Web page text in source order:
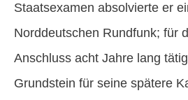
Staatsexamen absolvierte er
Norddeutschen Rundfunk; für
Anschluss acht Jahre lang
Grundstein für seine spätere